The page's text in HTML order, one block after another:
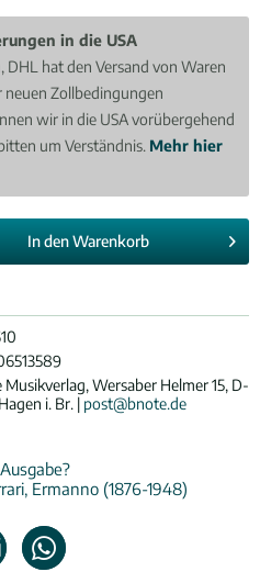
in die USA
DHL hat den Versand von Waren
neuen Zollbedingungen
wir in die USA vorübergehend
um Verständnis. Mehr hier
In denWarenkorb
Wersaber Helmer 15, D-
i. Br. | post@bnote.de
Ermanno (1876-1948)